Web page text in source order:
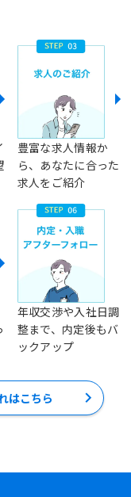
豊富な求人情報か
ら、あなたに合った
求人をご紹介
年収交渉や入社日調
整まで、内定後もバ
ックアップ
はこちら